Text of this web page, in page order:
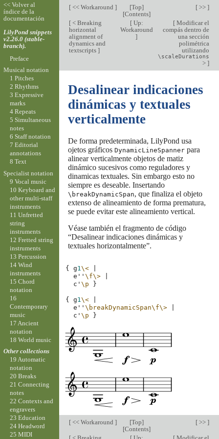
[<< Workaround ] [Top]
[Contents]
[ >> ]
[< Breaking
horizontal
alignment of
dynamics and
textscripts ]
[Up:
Workaround
]
[Modificar el
compás dentro de
una sección
polimétrica
utilizando
\scaleDurations
> ]
Desalinear indicaciones
dinámicas y textuales
verticalmente
De forma predeterminada, LilyPond usa
ojetos gráficos DynamicLineSpannerpara
alinear verticalmente objetos de matiz
dinámico sucesivos como reguladores y
dinamicas textuales. Sin embargo esto no
siempre es deseable. Insertando
\breakDynamicSpan, que finaliza el objeto
extenso de alineamiento de forma prematura,
se puede evitar este alineamiento vertical.
Véase también el fragmento de código
“Desalinear indicaciones dinámicas y
textuales horizontalmente”.
{ g1\<
e''\f\>
c'\p }
{ g1\<
e''\breakDynamicSpan\f\>
c'\p }
[<< Workaround ] [Top]
[Contents]
[ >> ]
<< Volver al
índice de la
documentación
LilyPond snippets
v2.26.0 (stable-
branch).
Preface
Musical notation
1 Pitches
2 Rhythms
3 Expressive
marks
4 Repeats
5 Simultaneous
notes
6 Staff notation
7 Editorial
annotations
8 Text
Specialist notation
9 Vocal music
10 Keyboard and
other multi-staff
instruments
11 Unfretted
string
instruments
12 Fretted string
instruments
13 Percussion
14 Wind
instruments
15 Chord
notation
16
Contemporary
music
17 Ancient
notation
18 World music
Other collections
19 Automatic
notation
20 Breaks
21 Connecting
notes
22 Contexts and
engravers
23 Education
24 Headword
25 MIDI